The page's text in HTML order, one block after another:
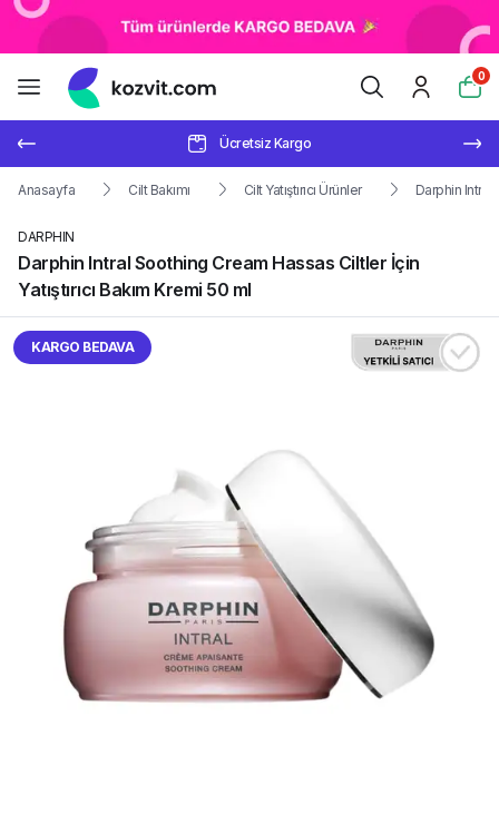
0
Ücretsiz Kargo
Anasayfa Cilt Bakımı Cilt Yatıştırıcı Ürünler Darphin Intral
DARPHIN
Darphin Intral Soothing Cream Hassas Ciltler İçin
Yatıştırıcı Bakım Kremi 50 ml
KARGO BEDAVA